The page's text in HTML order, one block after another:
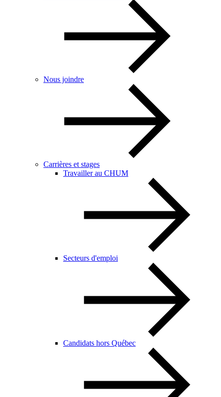
Nous joindre
Carrières et stages
Travailler au CHUM
Secteurs d'emploi
Candidats hors Québec